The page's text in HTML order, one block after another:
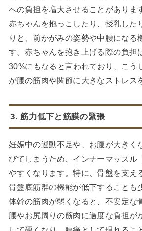
への負担を増大させることがありま
赤ちゃんを抱っこしたり、授乳した
りと、前かがみの姿勢や中腰になる
す。赤ちゃんを抱き上げる際の負担
30%にもなると言われており、こう
が腰の筋肉や関節に大きなストレス
3. 筋力低下と筋膜の緊張
妊娠中の運動不足や、お腹が大きく
びてしまうため、インナーマッスル
やすくなります。特に、骨盤を支え
骨盤底筋群の機能が低下することも
体幹の筋肉が弱くなると、不安定な
腰やお尻周りの筋肉に過度な負担が